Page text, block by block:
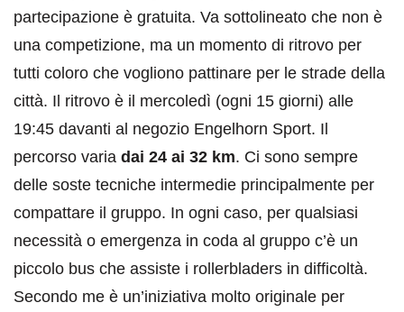
partecipazione è gratuita. Va sottolineato che non è
una competizione, ma un momento di ritrovo per
tutti coloro che vogliono pattinare per le strade della
città. Il ritrovo è il mercoledì (ogni 15 giorni) alle
19:45 davanti al negozio Engelhorn Sport. Il
percorso varia dai 24 ai 32 km. Ci sono sempre
delle soste tecniche intermedie principalmente per
compattare il gruppo. In ogni caso, per qualsiasi
necessità o emergenza in coda al gruppo c’è un
piccolo bus che assiste i rollerbladers in difficoltà.
Secondo me è un’iniziativa molto originale per